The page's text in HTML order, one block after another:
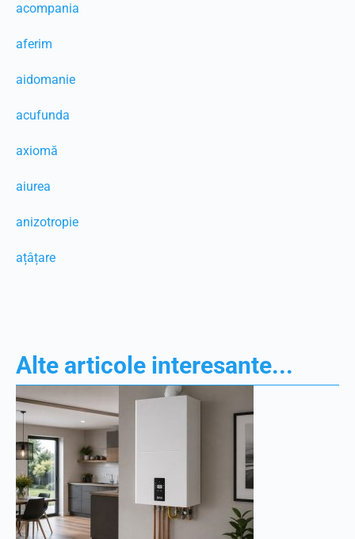
acompania
aferim
aidomanie
acufunda
axiomă
aiurea
anizotropie
ațâțare
Alte articole interesante...